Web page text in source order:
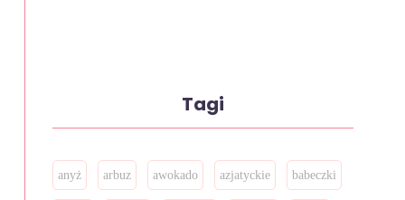
Tagi
anyż arbuz awokado azjatyckie babeczki